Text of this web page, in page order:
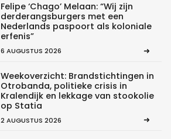
Felipe ‘Chago’ Melaan: “Wij zijn
derderangsburgers met een
Nederlands paspoort als koloniale
erfenis”
6 AUGUSTUS 2026
Weekoverzicht: Brandstichtingen in
Otrobanda, politieke crisis in
Kralendijk en lekkage van stookolie
op Statia
2 AUGUSTUS 2026